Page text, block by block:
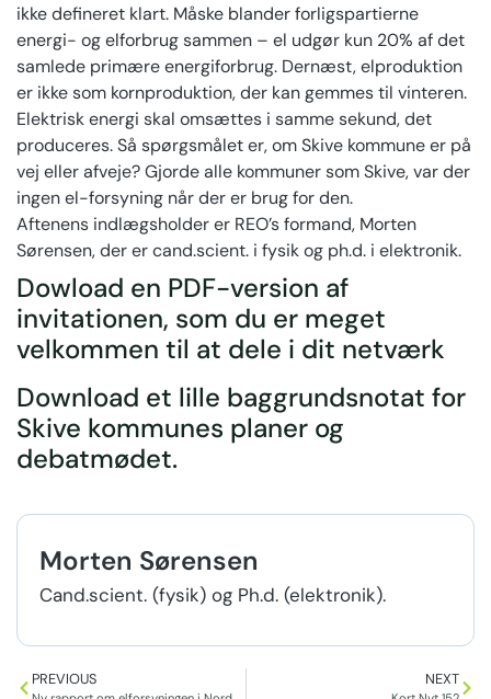
ikke defineret klart. Måske blander forligspartierne
energi- og elforbrug sammen – el udgør kun 20% af det
samlede primære energiforbrug. Dernæst, elproduktion
er ikke som kornproduktion, der kan gemmes til vinteren.
Elektrisk energi skal omsættes i samme sekund, det
produceres. Så spørgsmålet er, om Skive kommune er på
vej eller afveje? Gjorde alle kommuner som Skive, var der
ingen el-forsyning når der er brug for den.
Aftenens indlægsholder er REO’s formand, Morten
Sørensen, der er cand.scient. i fysik og ph.d. i elektronik.
Dowload en PDF-version af
invitationen, som du er meget
velkommen til at dele i dit netværk
Download et lille baggrundsnotat for
Skive kommunes planer og
debatmødet.
Morten Sørensen
Cand.scient. (fysik) og Ph.d. (elektronik).
PREVIOUS NEXT